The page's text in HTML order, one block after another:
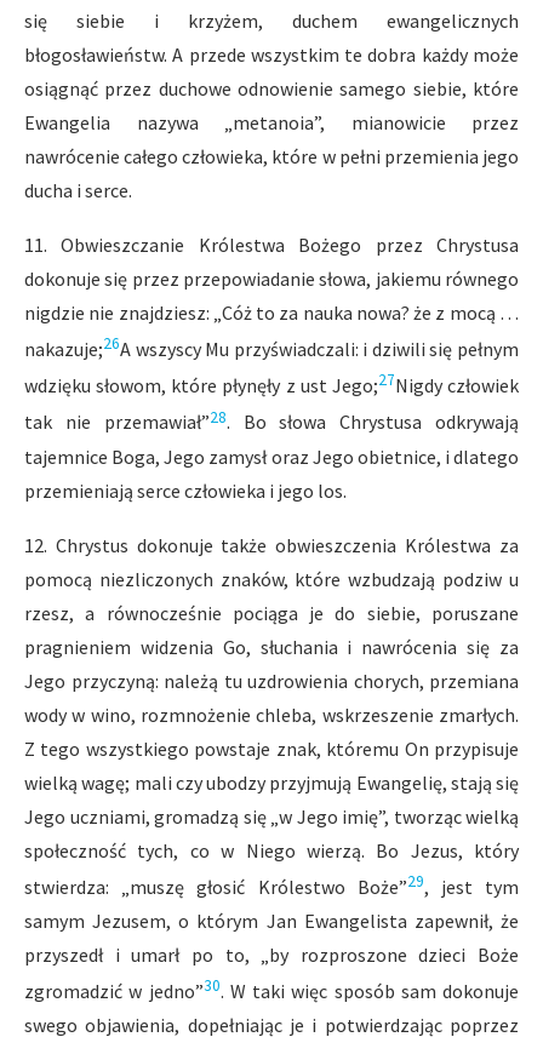
się siebie i krzyżem, duchem ewangelicznych
błogosławieństw. A przede wszystkim te dobra każdy może
osiągnąć przez duchowe odnowienie samego siebie, które
Ewangelia nazywa „metanoia”, mianowicie przez
nawrócenie całego człowieka, które w pełni przemienia jego
ducha i serce.
11. Obwieszczanie Królestwa Bożego przez Chrystusa
dokonuje się przez przepowiadanie słowa, jakiemu równego
nigdzie nie znajdziesz: „Cóż to za nauka nowa? że z mocą …
nakazuje;26A wszyscy Mu przyświadczali: i dziwili się pełnym
wdzięku słowom, które płynęły z ust Jego;27Nigdy człowiek
tak nie przemawiał”28. Bo słowa Chrystusa odkrywają
tajemnice Boga, Jego zamysł oraz Jego obietnice, i dlatego
przemieniają serce człowieka i jego los.
12. Chrystus dokonuje także obwieszczenia Królestwa za
pomocą niezliczonych znaków, które wzbudzają podziw u
rzesz, a równocześnie pociąga je do siebie, poruszane
pragnieniem widzenia Go, słuchania i nawrócenia się za
Jego przyczyną: należą tu uzdrowienia chorych, przemiana
wody w wino, rozmnożenie chleba, wskrzeszenie zmarłych.
Z tego wszystkiego powstaje znak, któremu On przypisuje
wielką wagę; mali czy ubodzy przyjmują Ewangelię, stają się
Jego uczniami, gromadzą się „w Jego imię”, tworząc wielką
społeczność tych, co w Niego wierzą. Bo Jezus, który
stwierdza: „muszę głosić Królestwo Boże”29, jest tym
samym Jezusem, o którym Jan Ewangelista zapewnił, że
przyszedł i umarł po to, „by rozproszone dzieci Boże
zgromadzić w jedno”30. W taki więc sposób sam dokonuje
swego objawienia, dopełniając je i potwierdzając poprzez